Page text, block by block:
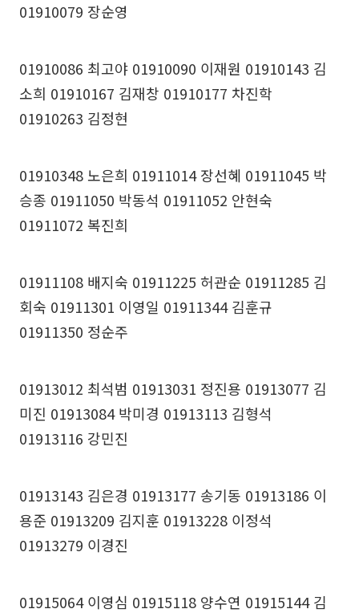
01910079 장순영
01910086 최고야 01910090 이재원 01910143 김
소희 01910167 김재창 01910177 차진학
01910263 김정현
01910348 노은희 01911014 장선혜 01911045 박
승종 01911050 박동석 01911052 안현숙
01911072 복진희
01911108 배지숙 01911225 허관순 01911285 김
회숙 01911301 이영일 01911344 김훈규
01911350 정순주
01913012 최석범 01913031 정진용 01913077 김
미진 01913084 박미경 01913113 김형석
01913116 강민진
01913143 김은경 01913177 송기동 01913186 이
용준 01913209 김지훈 01913228 이정석
01913279 이경진
01915064 이영심 01915118 양수연 01915144 김